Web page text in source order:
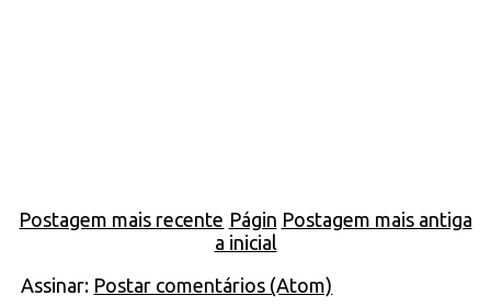
Postagem mais recente Postagem mais antiga
Págin
a inicial
Assinar: Postar comentários (Atom)